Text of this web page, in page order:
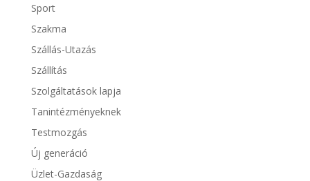
Sport
Szakma
Szállás-Utazás
Szállítás
Szolgáltatások lapja
Tanintézményeknek
Testmozgás
Új generáció
Üzlet-Gazdaság